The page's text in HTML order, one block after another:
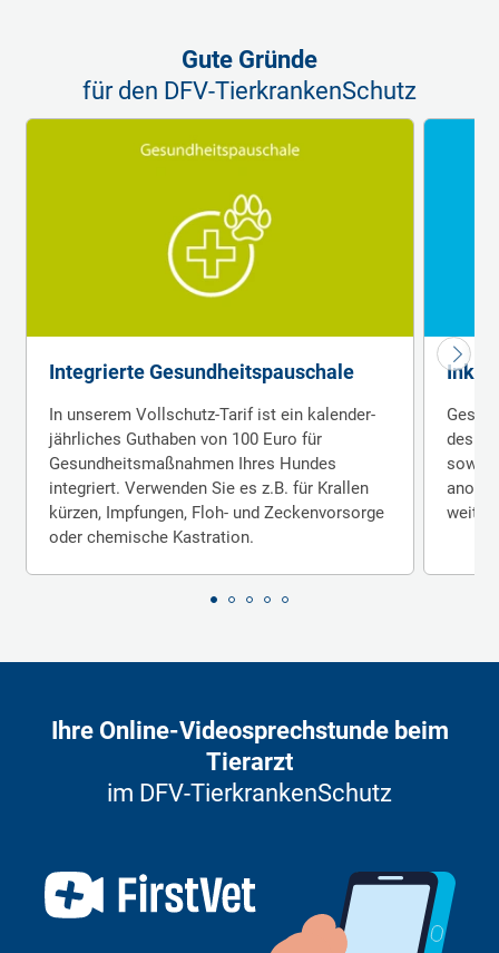
Gute Gründe
für den DFV-TierkrankenSchutz
Integrierte Gesundheits­pauschale
In unserem Vollschutz-Tarif ist ein kalender­
jährliches Gut­haben von 100 Euro für
Gesundheits­maßnahmen Ihres Hundes
integriert. Verwenden Sie es z.B. für Kral­len
kür­zen, Imp­fungen, Floh- und Zecken­vorsorge
oder chemische Kas­tration.
Inkl.
sowie
Ihre Online-Videosprechstunde beim
Tierarzt
im DFV-TierkrankenSchutz